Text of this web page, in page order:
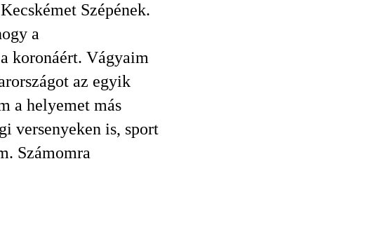
Szépének.
a
koronáért. Vágyaim
az egyik
a helyemet más
versenyeken is, sport
Számomra